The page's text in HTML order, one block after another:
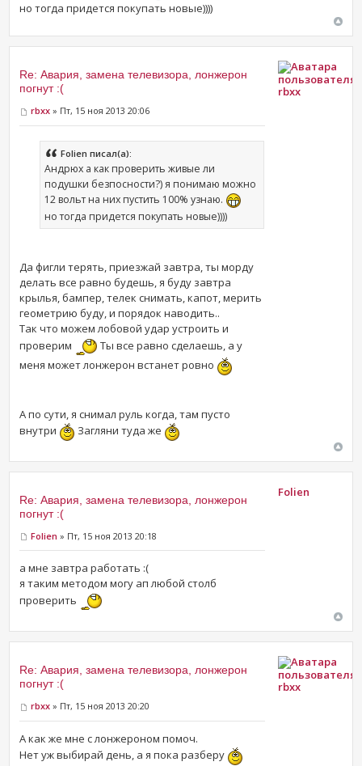
но тогда придется покупать новые))))
Re: Авария, замена телевизора, лонжерон
погнут :(
rbxx » Пт, 15 ноя 2013 20:06
Folien писал(а):
Андрюх а как проверить живые ли
подушки безпосности?) я понимаю можно
12 вольт на них пустить 100% узнаю.
но тогда придется покупать новые))))
Да фигли терять, приезжай завтра, ты морду
делать все равно будешь, я буду завтра
крылья, бампер, телек снимать, капот, мерить
геометрию буду, и порядок наводить..
Так что можем лобовой удар устроить и
проверим
Ты все равно сделаешь, а у
меня может лонжерон встанет ровно
А по сути, я снимал руль когда, там пусто
внутри
Загляни туда же
rbxx
Re: Авария, замена телевизора, лонжерон
погнут :(
Folien » Пт, 15 ноя 2013 20:18
а мне завтра работать :(
я таким методом могу ап любой столб
проверить
Folien
Re: Авария, замена телевизора, лонжерон
погнут :(
rbxx » Пт, 15 ноя 2013 20:20
А как же мне с лонжероном помоч.
Нет уж выбирай день, а я пока разберу
rbxx